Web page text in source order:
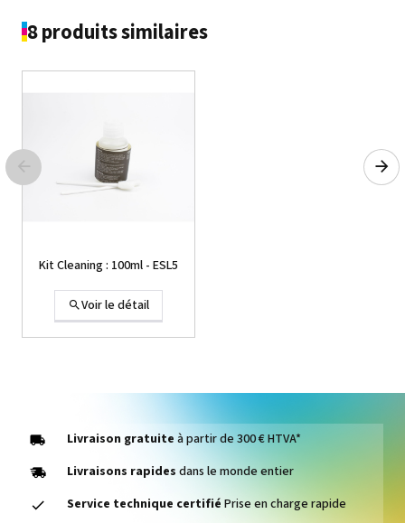
Voir le détail
8 produits similaires
Kit Cleaning : 100ml - ESL5
Voir le détail
Livraison gratuite à partir de 300 € HTVA*
Livraisons rapides dans le monde entier
Service technique certifié Prise en charge rapide